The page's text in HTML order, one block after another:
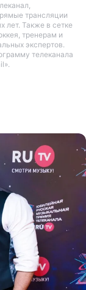
трансляции
лет. Также в сетке
тренерам и
экспертов.
телеканала